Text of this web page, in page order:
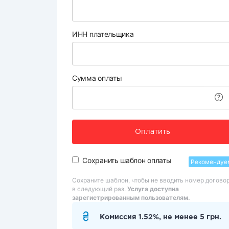
ИНН плательщика
Сумма оплаты
Оплатить
Сохранить шаблон оплаты
Сохраните шаблон, чтобы не вводить номер
в следующий раз. Услуга доступна
зарегистрированным пользователям.
Комиссия 1.52%, не менее 5 грн.